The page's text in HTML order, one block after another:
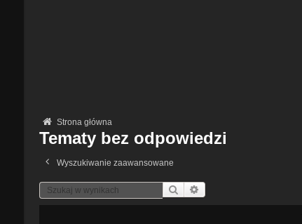
Strona główna
Tematy bez odpowiedzi
Wyszukiwanie zaawansowane
Szukaj